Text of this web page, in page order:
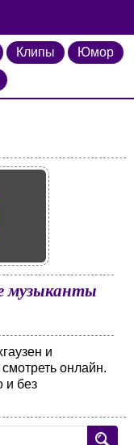
Клипы
Юмор
музыканты
и
онлайн.
и без